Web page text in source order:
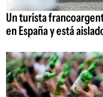
Un turista
en España y está